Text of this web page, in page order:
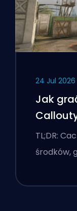
24 Jul 2026
Jak
TL;DR:
środków,